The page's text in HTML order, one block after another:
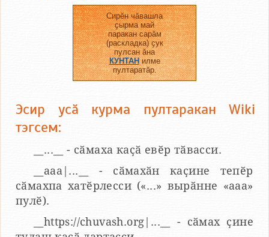
Сирӗн чӑвашла
ҫырма май
паракан сарӑм
(раскладка) ҫук
пулсан ӑна
КУНТАНилме
пултаратӑр.
Эсир усӑ курма пултаракан Wiki
тэгсем:
__...__ - сӑмаха каҫӑ евӗр тӑвасси.
__aaa|...__ - сӑмахӑн каҫине тепӗр
сӑмахпа хатӗрлесси («...» вырӑнне «ааа»
пулӗ).
__https://chuvash.org|...__ - сӑмах ҫине